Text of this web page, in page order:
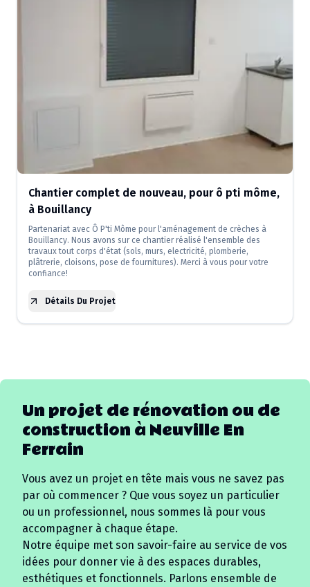
Chantier complet de nouveau, pour ô pti môme,
à Bouillancy
Partenariat avec Ô P'ti Môme pour l'aménagement de crèches à
Bouillancy. Nous avons sur ce chantier réalisé l'ensemble des
travaux tout corps d'état (sols, murs, electricité, plomberie,
plâtrerie, cloisons, pose de fournitures). Merci à vous pour votre
confiance!
Détails Du Projet
Un projet de rénovation ou de
construction à Neuville En
Ferrain
Vous avez un projet en tête mais vous ne savez pas
par où commencer ? Que vous soyez un particulier
ou un professionnel, nous sommes là pour vous
accompagner à chaque étape.
Notre équipe met son savoir-faire au service de vos
idées pour donner vie à des espaces durables,
esthétiques et fonctionnels. Parlons ensemble de